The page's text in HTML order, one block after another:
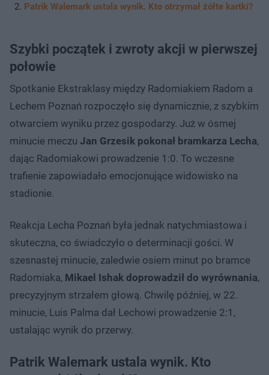
Patrik Walemark ustala wynik. Kto otrzymał żółte kartki?
Szybki początek i zwroty akcji w pierwszej
połowie
Spotkanie Ekstraklasy między Radomiakiem Radom a
Lechem Poznań rozpoczęło się dynamicznie, z szybkim
otwarciem wyniku przez gospodarzy. Już w ósmej
minucie meczu Jan Grzesik pokonał bramkarza Lecha,
dając Radomiakowi prowadzenie 1:0. To wczesne
trafienie zapowiadało emocjonujące widowisko na
stadionie.
Reakcja Lecha Poznań była jednak natychmiastowa i
skuteczna, co świadczyło o determinacji gości. W
szesnastej minucie, zaledwie osiem minut po bramce
Radomiaka, Mikael Ishak doprowadził do wyrównania,
precyzyjnym strzałem głową. Chwilę później, w 22.
minucie, Luis Palma dał Lechowi prowadzenie 2:1,
ustalając wynik do przerwy.
Patrik Walemark ustala wynik. Kto